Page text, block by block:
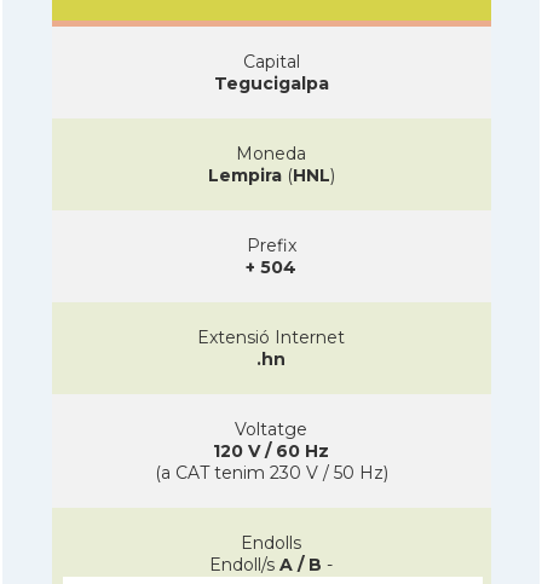
Capital
Tegucigalpa
Moneda
Lempira(HNL)
Prefix
+ 504
Extensió Internet
.hn
Voltatge
120 V / 60 Hz
(a CAT tenim 230 V / 50 Hz)
Endolls
Endoll/s A / B -